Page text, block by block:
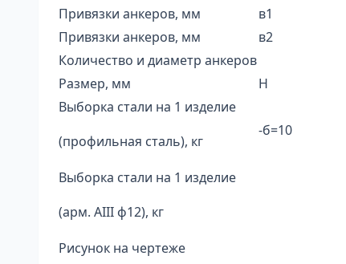
Привязки анкеров, мм
в1
Привязки анкеров, мм
в2
Количество и диаметр анкеров
Размер, мм
H
Выборка стали на 1 изделие
(профильная сталь), кг
-б=10
Выборка стали на 1 изделие
(арм. AIII ф12), кг
Рисунок на чертеже